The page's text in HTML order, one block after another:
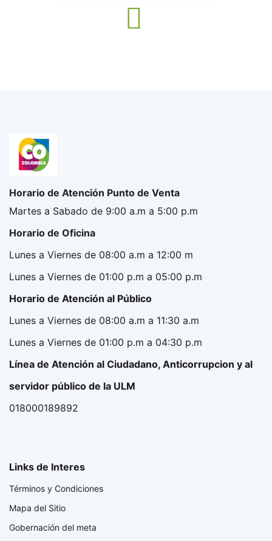
Horario de Atención Punto de Venta
Martes a Sabado de 9:00 a.m a 5:00 p.m
Horario de Oficina
Lunes a Viernes de 08:00 a.m a 12:00 m
Lunes a Viernes de 01:00 p.m a 05:00 p.m
Horario de Atención al Público
Lunes a Viernes de 08:00 a.m a 11:30 a.m
Lunes a Viernes de 01:00 p.m a 04:30 p.m
Línea de Atención al Ciudadano, Anticorrupcion y al
servidor público de la ULM
018000189892
Links de Interes
Términos y Condiciones
Mapa del Sitio
Gobernación del meta